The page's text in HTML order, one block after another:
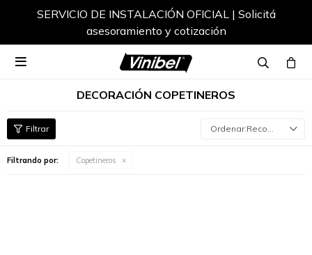
SERVICIO DE INSTALACIÓN OFICIAL | Solicitá
asesoramiento y cotización

DECORACIÓN COPETINEROS
Recomendados
Filtrando por: Copetineros